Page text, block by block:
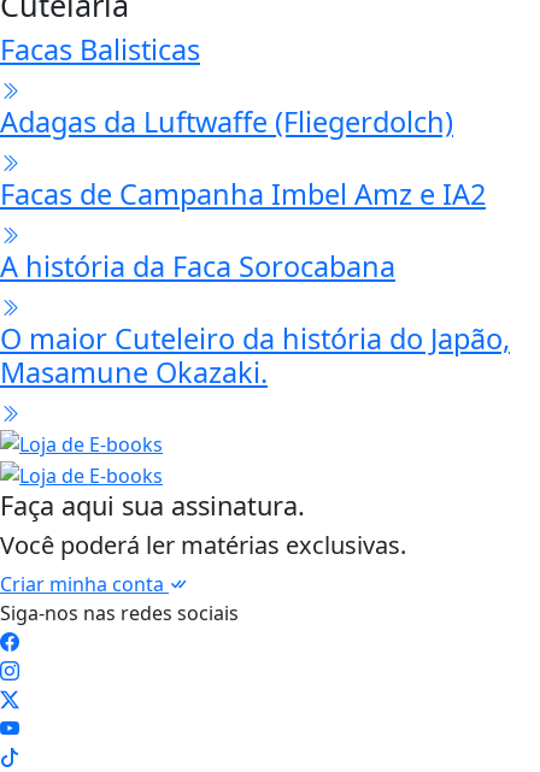
Facas Balisticas
Adagas da Luftwaffe (Fliegerdolch)
Facas de Campanha Imbel Amz e IA2
A história da Faca Sorocabana
O maior Cuteleiro da história do Japão,
Masamune Okazaki.
Faça aqui sua assinatura.
Você poderá ler matérias exclusivas.
Criar minha conta
Siga-nos nas redes sociais